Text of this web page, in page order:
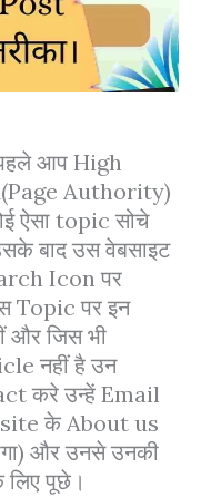
आप High
Authority)
ऐसा topic सोचे
बाद उस वेबसाइट
Icon पर
Topic पर इन
और जिस भी
नहीं है उन
करे उन्हें Email
के About us
और उनसे उनकी
पूछे।